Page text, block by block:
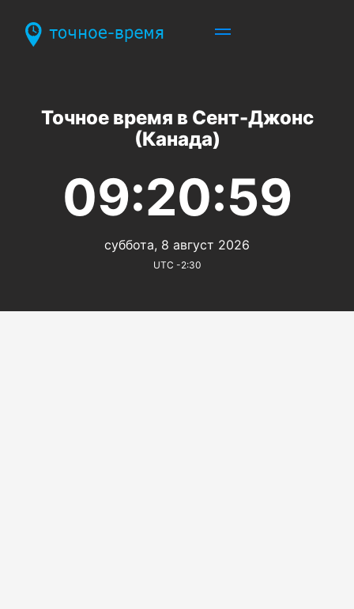
Точное время в Сент-Джонс
(Канада)
09:20:59
суббота, 8 август 2026
UTC -2:30